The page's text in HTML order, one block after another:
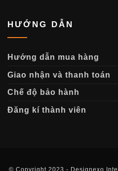
HƯỚNG DẪN
Hướng dẫn mua hàng
Giao nhận và thanh toán
Chế độ bảo hành
Đăng kí thành viên
© Copyright 2023 - Designexo